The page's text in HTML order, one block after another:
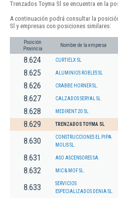
Trenzados Toyma Sl se encuentra en la
A continuación podrá consultar la
Sl y empresas con posiciones similares:
Posición
Provincia
Nombre de la empresa
8.624 CURTIELX SL
8.625 ALUMINIOS ROBLES SL
8.626 CRABBE HORNER SL.
8.627 CALZADOS SERYAL SL
8.628 MEDIRENT 20 SL
8.629 TRENZADOS TOYMA SL
8.630
CONSTRUCCIONES EL PIPA
MOLIS SL.
8.631 ASO ASCENSORES SA.
8.632 MIC & MOF SL.
8.633
SERVICIOS
ESPECIALIZADOS DENIA SL.